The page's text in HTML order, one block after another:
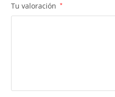
Tu valoración *